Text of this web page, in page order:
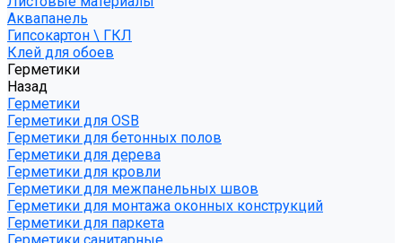
Аквапанель
Гипсокартон \ ГКЛ
Клей для обоев
Герметики
Назад
Герметики
Герметики для OSB
Герметики для бетонных полов
Герметики для дерева
Герметики для кровли
Герметики для межпанельных швов
Герметики для монтажа оконных конструкций
Герметики для паркета